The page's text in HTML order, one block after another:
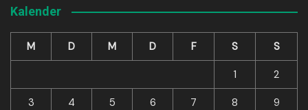
Kalender
M D M D F S S
1 2
3 4 5 6 7 8 9